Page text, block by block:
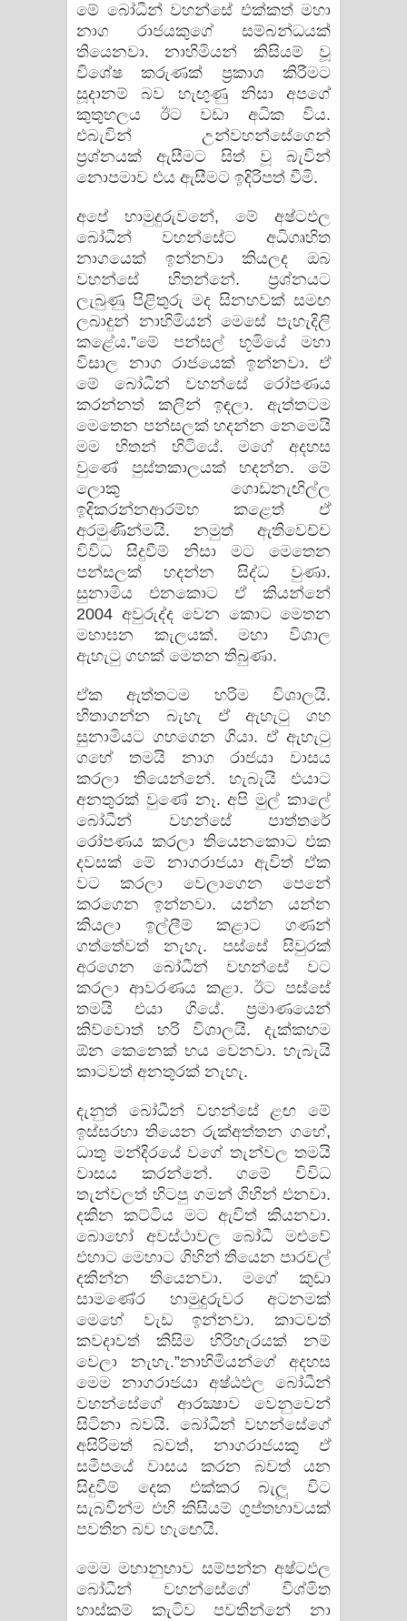
ගීතයේ පද පෙළ
මේ බෝධීන් වහන්සේ එක්‌කත් මහා
නාග රාජයකුගේ සම්බන්ධයක්‌
තියෙනවා. නාහිමියන් කිසියම් වූ
විශේෂ කරුණක්‌ ප්‍රකාශ කිරීමට
සූදානම් බව හැඟුණු නිසා අපගේ
කුතුහලය ඊට වඩා අධික විය.
එබැවින් උන්වහන්සේගෙන්
ප්‍රශ්නයක්‌ ඇසීමට සිත් වූ බැවින්
නොපමාව එය ඇසීමට ඉදිරිපත් වීමි.
අපේ හාමුදුරුවනේ, මේ අෂ්ටඵල
බෝධීන් වහන්සේට අධිගෘහිත
නාගයෙක්‌ ඉන්නවා කියලද ඔබ
වහන්සේ හිතන්නේ. ප්‍රශ්නයට
ලැබුණු පිළිතුරු මද සිනහවක්‌ සමඟ
ලබාදුන් නාහිමියන් මෙසේ පැහැදිලි
කළේය.”මේ පන්සල් භූමියේ මහා
විසාල නාග රාජයෙක්‌ ඉන්නවා. ඒ
මේ බෝධීන් වහන්සේ රෝපණය
කරන්නත් කලින් ඉඳලා. ඇත්තටම
මෙතෙන පන්සලක්‌ හදන්න නෙමෙයි
මම හිතන් හිටියේ. මගේ අදහස
වුණේ පුස්‌තකාලයක්‌ හදන්න. මේ
ලොකු ගොඩනැඟිල්ල
ඉදිකරන්නආරම්භ කළෙත් ඒ
අරමුණින්මයි. නමුත් ඇතිවෙච්ච
විවිධ සිදුවීම් නිසා මට මෙතෙන
පන්සලක්‌ හදන්න සිද්ධ වුණා.
සුනාමිය එනකොට ඒ කියන්නේ
2004 අවුරුද්ද වෙන කොට මෙතන
මහාඝන කැලයක්‌. මහා විශාල
ඇහැටු ගහක්‌ මෙතන තිබුණා.
ඒක ඇත්තටම හරිම විශාලයි.
හිතාගන්න බැහැ ඒ ඇහැටු ගහ
සුනාමියට ගහගෙන ගියා. ඒ ඇහැටු
ගහේ තමයි නාග රාජයා වාසය
කරලා තියෙන්නේ. හැබැයි එයාට
අනතුරක්‌ වුණේ නෑ. අපි මුල් කාලේ
බෝධීන් වහන්සේ පාත්තරේ
රෝපණය කරලා තියෙනකොට එක
දවසක්‌ මේ නාගරාජයා ඇවිත් ඒක
වට කරලා වෙලාගෙන පෙනේ
කරගෙන ඉන්නවා. යන්න යන්න
කියලා ඉල්ලීම් කළාට ගණන්
ගත්තේවත් නැහැ. පස්‌සේ සිවුරක්‌
අරගෙන බෝධීන් වහන්සේ වට
කරලා ආවරණය කළා. ඊට පස්‌සේ
තමයි එයා ගියේ. ප්‍රමාණයෙන්
කිව්වොත් හරි විශාලයි. දැක්‌කහම
ඕන කෙනෙක්‌ භය වෙනවා. හැබැයි
කාටවත් අනතුරක්‌ නැහැ.
දැනුත් බෝධීන් වහන්සේ ළඟ මේ
ඉස්‌සරහා තියෙන රුක්‌අත්තන ගහේ,
ධාතු මන්දිරයේ වගේ තැන්වල තමයි
වාසය කරන්නේ. ගමේ විවිධ
තැන්වලත් හිටපු ගමන් ගිහින් එනවා.
දකින කට්‌ටිය මට ඇවිත් කියනවා.
බොහෝ අවස්‌ථාවල බෝධී මළුවේ
එහාට මෙහාට ගිහින් තියෙන පාරවල්
දකින්න තියෙනවා. මගේ කුඩා
සාමණේර හාමුදුරුවර අටනමක්‌
මෙහේ වැඩ ඉන්නවා. කාටවත්
කවදාවත් කිසිම හිරිහැරයක්‌ නම්
වෙලා නැහැ.”නාහිමියන්ගේ අදහස
මෙම නාගරාජයා අෂ්ඨඵල බෝධීන්
වහන්සේගේ ආරක්‍ෂාව වෙනුවෙන්
සිටිනා බවයි. බෝධීන් වහන්සේගේ
අසිරිමත් බවත්, නාගරාජයකු ඒ
සමීපයේ වාසය කරන බවත් යන
සිදුවීම් දෙක එක්‌කර බැලූ විට
සැබවින්ම එහි කිසියම් ගුප්තභාවයක්‌
පවතින බව හැඟෙයි.
මෙම මහානුභාව සම්පන්න අෂ්ටඵල
බෝධීන් වහන්සේගේ විශ්මිත
හාස්‌කම් කැටිව පවතින්නේ නා